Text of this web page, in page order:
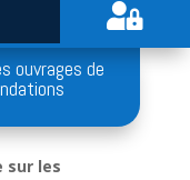

ouvrages de
sur les